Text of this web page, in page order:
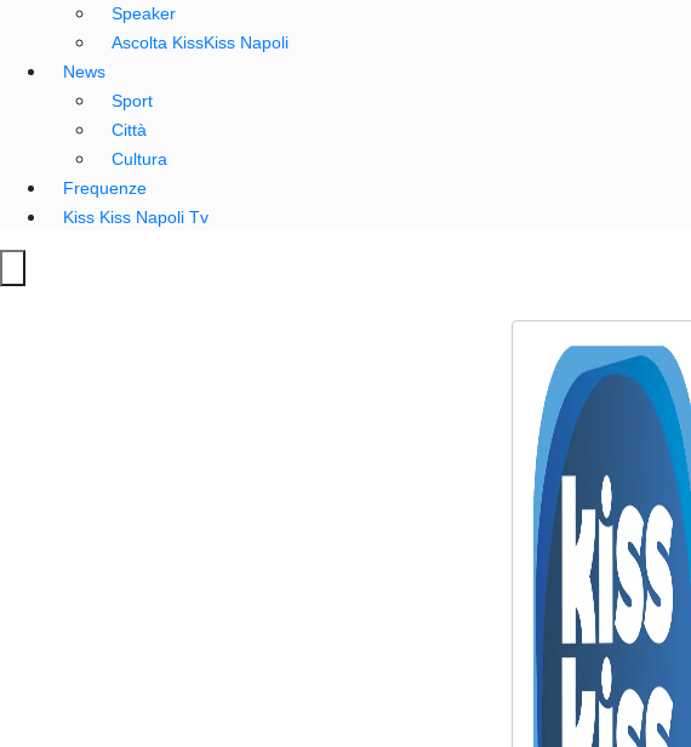
Speaker
Ascolta KissKiss Napoli
News
Sport
Città
Cultura
Frequenze
Kiss Kiss Napoli Tv